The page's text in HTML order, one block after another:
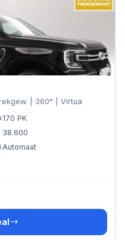
| 360° | Virtua
170 PK
38.600
Automaat